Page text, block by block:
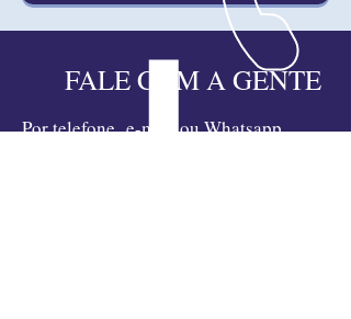
FALE COM A GENTE
Por telefone,e-mail ou Whatsapp